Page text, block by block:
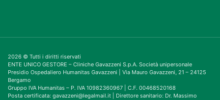
2026 © Tutti i diritti riservati
ENTE UNICO GESTORE – Cliniche Gavazzeni S.p.A. Società unipersonale
Presidio Ospedaliero Humanitas Gavazzeni | Via Mauro Gavazzeni, 21 – 24125
Bergamo
Gruppo IVA Humanitas – P. IVA 10982360967 | C.F. 00468520168
Posta certificata: gavazzeni@legalmail.it | Direttore sanitario: Dr. Massimo